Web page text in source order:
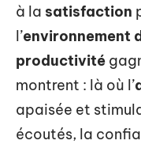
à la satisfaction
l’environnement
productivité
montrent : là où l’
apaisée et
écoutés, la